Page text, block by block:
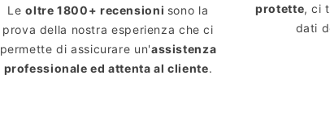
Leoltre 1800+ recensioni sono la
prova della nostra esperienza che ci
permette di assicurare un'assistenza
professionale ed attenta al cliente.
protette, ci
dati